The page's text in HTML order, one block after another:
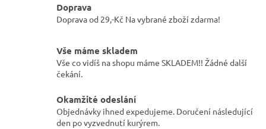
d
í
p
k
y
v
Doprava
Doprava od 29,-Kč Na vybrané zboží zdarma!
Vše máme skladem
Vše co vidíš na shopu máme SKLADEM!! Žádné další
čekání.
Okamžité odeslání
Objednávky ihned expedujeme. Doručení následující
den po vyzvednutí kurýrem.